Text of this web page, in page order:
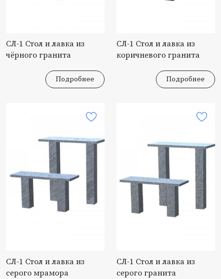
СЛ-1 Стол и лавка из
чёрного гранита
Подробнее
СЛ-1 Стол и лавка из
коричневого гранита
Подробнее
СЛ-1 Стол и лавка из
серого мрамора
СЛ-1 Стол и лавка из
серого гранита